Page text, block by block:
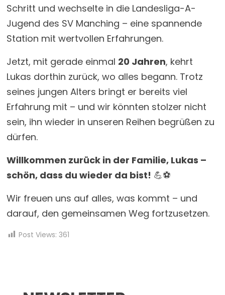
Schritt und wechselte in die Landesliga-A-
Jugend des SV Manching – eine spannende
Station mit wertvollen Erfahrungen.
Jetzt, mit gerade einmal 20 Jahren, kehrt
Lukas dorthin zurück, wo alles begann. Trotz
seines jungen Alters bringt er bereits viel
Erfahrung mit – und wir könnten stolzer nicht
sein, ihn wieder in unseren Reihen begrüßen zu
dürfen.
Willkommen zurück in der Familie, Lukas –
schön, dass du wieder da bist! 💪⚽
Wir freuen uns auf alles, was kommt – und
darauf, den gemeinsamen Weg fortzusetzen.
Post Views: 361